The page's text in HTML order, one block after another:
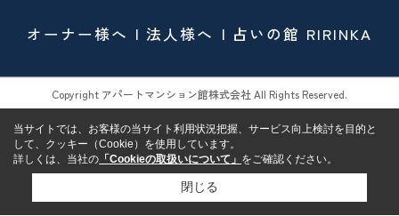
オーナー様へ 法人様へ 占いの館 RIRINKA
Copyright アパートマンション館株式会社 All Rights Reserved.
当サイトでは、お客様の当サイト利用状況把握、サービス向上検討を目的と
して、クッキー（Cookie）を使用しています。
詳しくは、当社の 「Cookieの取扱いについて」 をご確認ください。
閉じる